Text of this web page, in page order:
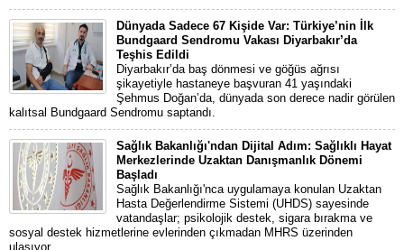
Dünyada Sadece 67 Kişide Var: Türkiye’nin İlk
Bundgaard Sendromu Vakası Diyarbakır’da
Teşhis Edildi
Diyarbakır’da baş dönmesi ve göğüs ağrısı
şikayetiyle hastaneye başvuran 41 yaşındaki
Şehmus Doğan’da, dünyada son derece nadir görülen
kalıtsal Bundgaard Sendromu saptandı.
Sağlık Bakanlığı'ndan Dijital Adım: Sağlıklı Hayat
Merkezlerinde Uzaktan Danışmanlık Dönemi
Başladı
Sağlık Bakanlığı'nca uygulamaya konulan Uzaktan
Hasta Değerlendirme Sistemi (UHDS) sayesinde
vatandaşlar; psikolojik destek, sigara bırakma ve
sosyal destek hizmetlerine evlerinden çıkmadan MHRS üzerinden
ulaşıyor.